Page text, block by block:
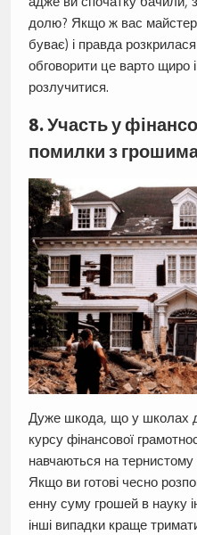
долю? Якщо ж вас
буває) і правда
обговорити це варто щиро
розлучитися.
8. Участь у
помилки з
Дуже шкода, що у школах
курсу фінансової
навчаються на
Якщо ви готові чесно
енну суму грошей в науку
інші випадки краще